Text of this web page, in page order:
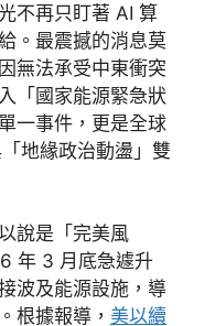
不再只盯著 AI 算
。最震撼的消息莫
無法承受中東衝突
「國家能源緊急狀
一事件，更是全球
地緣政治動盪」雙
說是「完美風
年 3 月底急遽升
波及能源設施，導
根據報導， 美以續